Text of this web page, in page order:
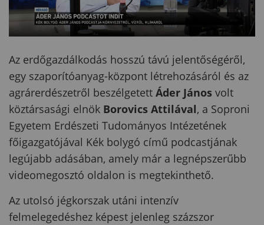
Az erdőgazdálkodás hosszú távú jelentőségéről,
egy szaporítóanyag-központ létrehozásáról és az
agrárerdészetről beszélgetett Áder János volt
köztársasági elnök Borovics Attilával, a Soproni
Egyetem Erdészeti Tudományos Intézetének
főigazgatójával Kék bolygó című podcastjának
legújabb adásában, amely már a legnépszerűbb
videomegosztó oldalon is megtekinthető.
Az utolsó jégkorszak utáni intenzív
felmelegedéshez képest jelenleg százszor